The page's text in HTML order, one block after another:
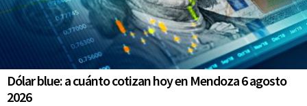
Dólar blue: a cuánto cotizan hoy en Mendoza 6 agosto
2026